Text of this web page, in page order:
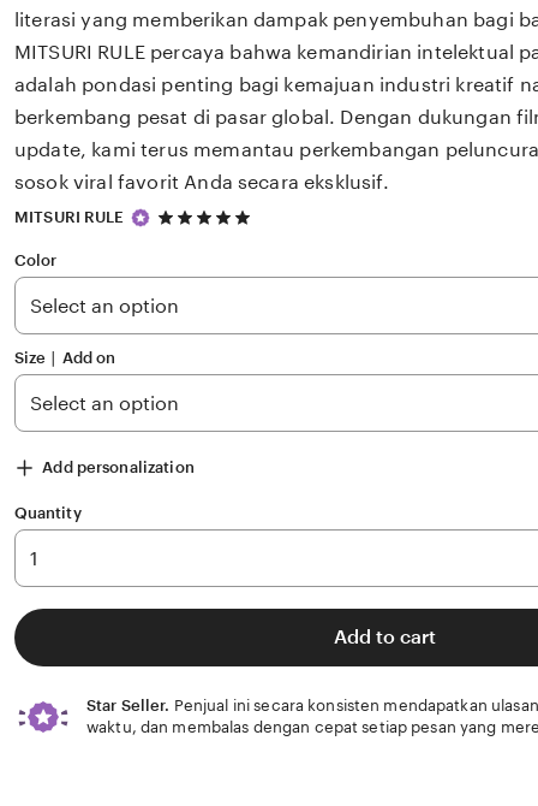
literasi yang memberikan dampak penyembuhan bagi
MITSURI RULE percaya bahwa kemandirian intelektual
adalah pondasi penting bagi kemajuan industri kreatif
berkembang pesat di pasar global. Dengan dukungan
update, kami terus memantau perkembangan
sosok viral favorit Anda secara eksklusif.
MITSURI RULE
5
5
stars
Color
Size ∣ Add on
Add personalization
Quantity
Add to cart
Star Seller. Penjual ini secara konsisten mendapatkan
waktu, dan membalas dengan cepat setiap pesan yang